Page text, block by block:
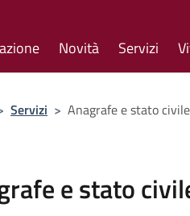
Novità Servizi
Servizi > Anagrafe e stato civile
e stato